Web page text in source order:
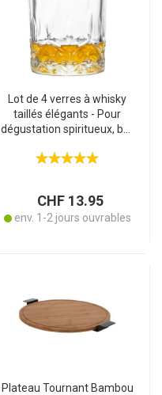
Lot de 4 verres à whisky
taillés élégants - Pour
dégustation spiritueux, bar
7.5x7.5x8cm, cadeau idéal
CHF 13.95
env. 1-2 jours ouvrables
Plateau Tournant Bambou